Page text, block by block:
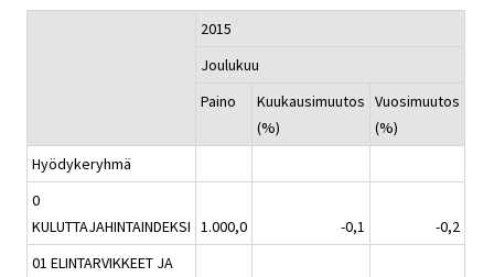
2015
Joulukuu
Paino
Kuukausimuutos
(%)
Vuosimuutos
(%)
Hyödykeryhmä
0
KULUTTAJAHINTAINDEKSI 1.000,0 -0,1
-0,2
01 ELINTARVIKKEET JA